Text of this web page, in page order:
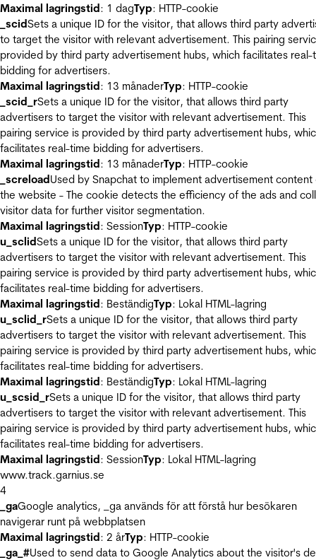
Maximal lagringstid: 1 dagTyp: HTTP-cookie
_scidSets a unique ID for the visitor, that allows third party
to target the visitor with relevant advertisement. This pairing
provided by third party advertisement hubs, which facilitates real-
bidding for advertisers.
Maximal lagringstid: 13 månaderTyp: HTTP-cookie
_scid_rSets a unique ID for the visitor, that allows third party
advertisers to target the visitor with relevant advertisement. This
pairing service is provided by third party advertisement hubs,
facilitates real-time bidding for advertisers.
Maximal lagringstid: 13 månaderTyp: HTTP-cookie
_screloadUsed by Snapchat to implement advertisement content
the website - The cookie detects the efficiency of the ads and
visitor data for further visitor segmentation.
Maximal lagringstid: SessionTyp: HTTP-cookie
u_sclidSets a unique ID for the visitor, that allows third party
advertisers to target the visitor with relevant advertisement. This
pairing service is provided by third party advertisement hubs,
facilitates real-time bidding for advertisers.
Maximal lagringstid: BeständigTyp: Lokal HTML-lagring
u_sclid_rSets a unique ID for the visitor, that allows third party
advertisers to target the visitor with relevant advertisement. This
pairing service is provided by third party advertisement hubs,
facilitates real-time bidding for advertisers.
Maximal lagringstid: BeständigTyp: Lokal HTML-lagring
u_scsid_rSets a unique ID for the visitor, that allows third party
advertisers to target the visitor with relevant advertisement. This
pairing service is provided by third party advertisement hubs,
facilitates real-time bidding for advertisers.
Maximal lagringstid: SessionTyp: Lokal HTML-lagring
www.track.garnius.se
4
_gaGoogle analytics, _ga används för att förstå hur besökaren
navigerar runt på webbplatsen
Maximal lagringstid: 2 årTyp: HTTP-cookie
_ga_#Used to send data to Google Analytics about the visitor's